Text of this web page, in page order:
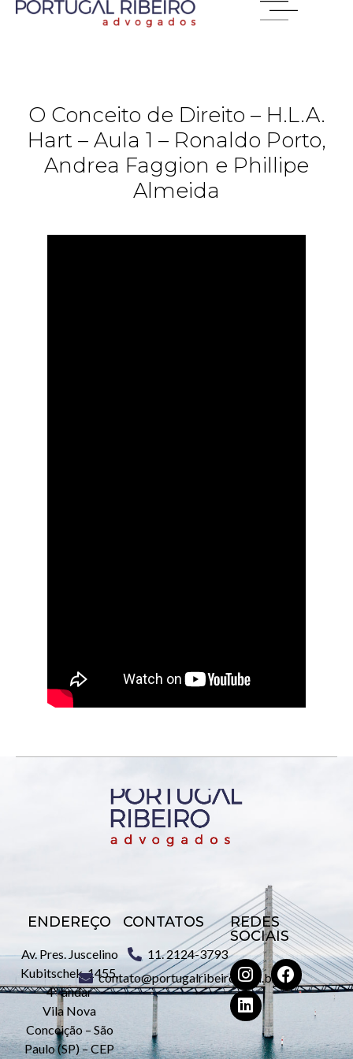
O Conceito de Direito – H.L.A.
Hart – Aula 1 – Ronaldo Porto,
Andrea Faggion e Phillipe
Almeida
ENDEREÇO
Av. Pres. Juscelino
Kubitschek, 1455,
4º andar
Vila Nova
Conceição – São
Paulo (SP) – CEP
CONTATOS
11. 2124-3793
contato@portugalribeiro.com.br
REDES
SOCIAIS